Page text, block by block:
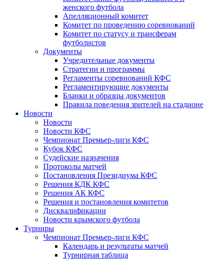
женского футбола
Апелляционный комитет
Комитет по проведению соревнований
Комитет по статусу и трансферам
футболистов
Документы
Учредительные документы
Стратегии и программы
Регламенты соревнований КФС
Регламентирующие документы
Бланки и образцы документов
Правила поведения зрителей на стадионе
Новости
Новости
Новости КФС
Чемпионат Премьер-лиги КФС
Кубок КФС
Судейские назначения
Протоколы матчей
Постановления Президиума КФС
Решения КДК КФС
Решения АК КФС
Решения и постановления комитетов
Дисквалификации
Новости крымского футбола
Турниры
Чемпионат Премьер-лиги КФС
Календарь и результаты матчей
Турнирная таблица